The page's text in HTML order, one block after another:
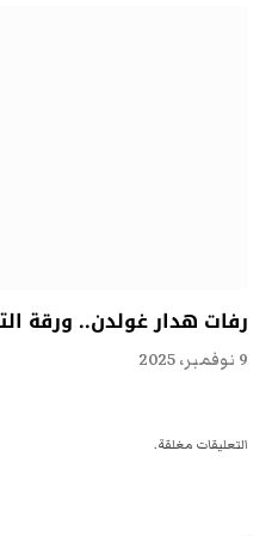
رفات هدار غولدن.. ورقة
9 نوفمبر، 2025
التعليقات مغلقة.